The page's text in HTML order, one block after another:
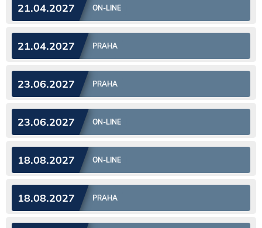
21.04.2027 ON-LINE
21.04.2027 PRAHA
23.06.2027 PRAHA
23.06.2027 ON-LINE
18.08.2027 ON-LINE
18.08.2027 PRAHA